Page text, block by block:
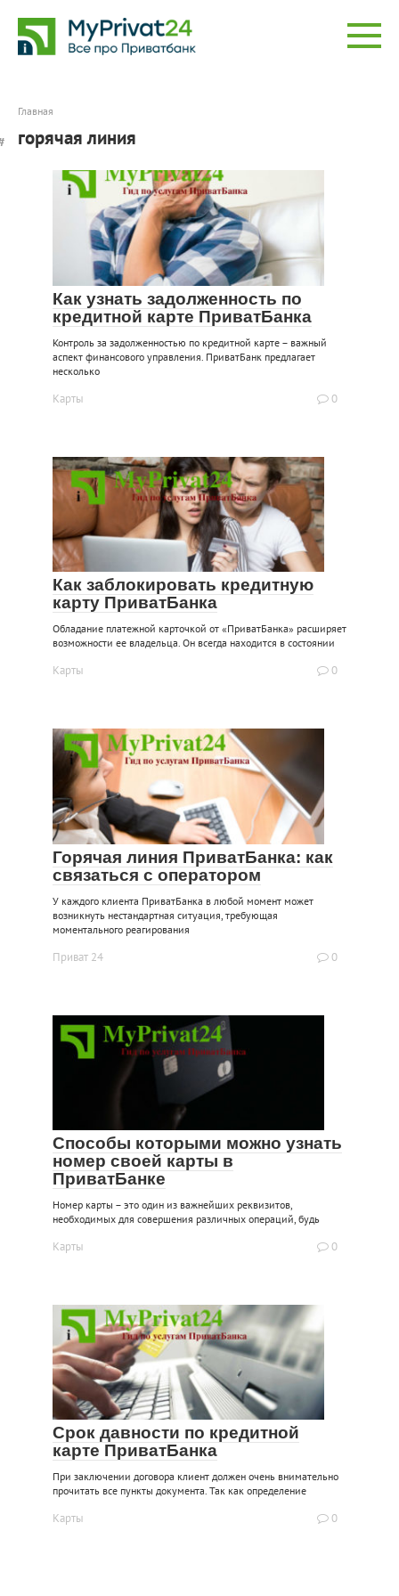
контенту
Главная
горячая линия
Как узнать задолженность по
кредитной карте ПриватБанка
Контроль за задолженностью по кредитной карте – важный
аспект финансового управления. ПриватБанк предлагает
несколько
Карты 0
Как заблокировать кредитную
карту ПриватБанка
Обладание платежной карточкой от «ПриватБанка» расширяет
возможности ее владельца. Он всегда находится в состоянии
Карты 0
Горячая линия ПриватБанка: как
связаться с оператором
У каждого клиента ПриватБанка в любой момент может
возникнуть нестандартная ситуация, требующая
моментального реагирования
Приват 24 0
Способы которыми можно узнать
номер своей карты в
ПриватБанке
Номер карты – это один из важнейших реквизитов,
необходимых для совершения различных операций, будь
Карты 0
Срок давности по кредитной
карте ПриватБанка
При заключении договора клиент должен очень внимательно
прочитать все пункты документа. Так как определение
Карты 0